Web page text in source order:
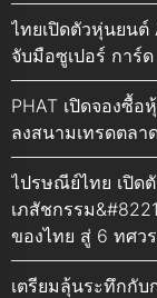
ไทยเปิดตัวหุ่นยนต์
จับมือซูเปอร์ การ์
PHAT เปิดจองซื้
ลงสนามเทรดตล
ไปรษณีย์ไทย เปิด
เภสัชกรรม
ของไทย สู่ 6 ทศว
เตรียมลุ้นระทึกกับ